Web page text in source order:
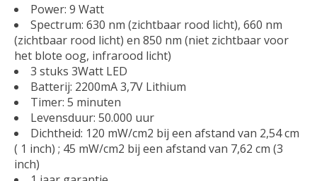
Power: 9 Watt
Spectrum: 630 nm (zichtbaar rood licht), 660 nm
(zichtbaar rood licht) en 850 nm (niet zichtbaar voor
het blote oog, infrarood licht)
3 stuks 3Watt LED
Batterij: 2200mA 3,7V Lithium
Timer: 5 minuten
Levensduur: 50.000 uur
Dichtheid: 120 mW/cm2 bij een afstand van 2,54 cm
( 1 inch) ; 45 mW/cm2 bij een afstand van 7,62 cm (3
inch)